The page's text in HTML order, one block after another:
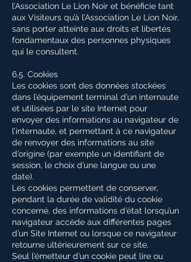
l’Association Le Lion Noir et bénéficie tant
aux Visiteurs qu’à l’Association Le Lion Noir,
sans porter atteinte aux droits et libertés
fondamentaux des personnes physiques
qui le consultent.
6.5. Cookies
Les cookies sont des données stockées
dans l’équipement terminal d’un internaute
et utilisées par le site Internet pour
envoyer des informations au navigateur de
l’internaute, et permettant à ce navigateur
de renvoyer des informations au site
d’origine (par exemple un identifiant de
session, le choix d’une langue ou une
date).
Les cookies permettent de conserver,
pendant la durée de validité du cookie
concerné, des informations d’état lorsqu’un
navigateur accède aux différentes pages
d’un Site Internet ou lorsque ce navigateur
retourne ultérieurement sur ce site.
Seul l’émetteur d’un cookie peut lire ou